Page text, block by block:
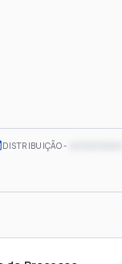
DISTRIBUIÇÃO